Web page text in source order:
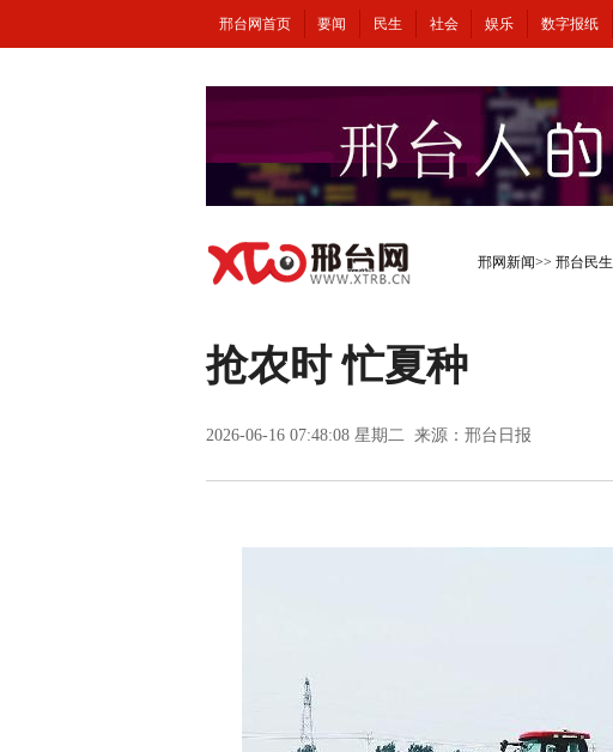
邢台网首页 要闻 民生 社会 娱乐 数字报纸
邢网新闻>> 邢台民生
抢农时 忙夏种
2026-06-16 07:48:08 星期二 来源： 邢台日报